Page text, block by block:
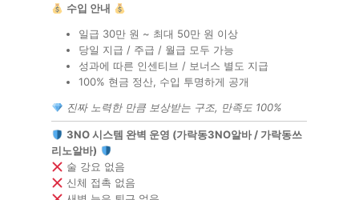
수입 안내
일급 30만 원 ~ 최대 50만 원 이상
당일 지급 / 주급 / 월급 모두 가능
성과에 따른 인센티브 / 보너스 별도 지급
100% 현금 정산, 수입 투명하게 공개
진짜 노력한 만큼 보상받는 구조, 만족도 100%
3NO 시스템 완벽 운영 (가락동3NO알바 / 가락동쓰
리노알바)
술 강요 없음
신체 접촉 없음